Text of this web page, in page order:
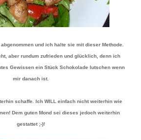
und ich halte sie mit dieser Methode.
aber rundum zufrieden und glücklich, denn ich
Gewissen ein Stück Schokolade lutschen wenn
mir danach ist.
schaffe. Ich WILL einfach nicht weiterhin wie
Dem guten Mond sei dieses jedoch weiterhin
gestattet ;-)!